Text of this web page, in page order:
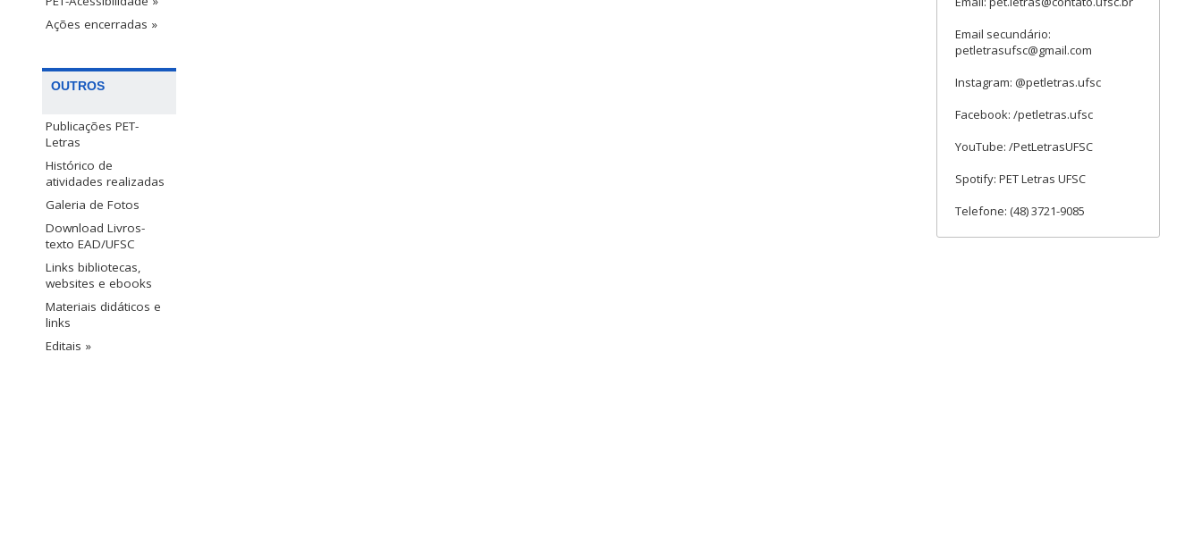
Ações encerradas »
OUTROS
Publicações PET-
Letras
Histórico de
atividades realizadas
Galeria de Fotos
Download Livros-
texto EAD/UFSC
Links bibliotecas,
websites e ebooks
Materiais didáticos e
links
Editais »
Email secundário:
petletrasufsc@gmail.com
Instagram: @petletras.ufsc
Facebook: /petletras.ufsc
YouTube: /PetLetrasUFSC
Spotify: PET Letras UFSC
Telefone: (48) 3721-9085